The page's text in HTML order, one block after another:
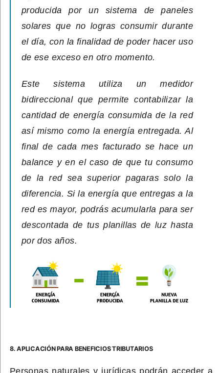
producida por un sistema de paneles
solares que no logras consumir durante
el día, con la finalidad de poder hacer uso
de ese exceso en otro momento.
Este sistema utiliza un medidor
bidireccional que permite contabilizar la
cantidad de energía consumida de la red
así mismo como la energía entregada. Al
final de cada mes facturado se hace un
balance y en el caso de que tu consumo
de la red sea superior pagaras solo la
diferencia. Si la energía que entregas a la
red es mayor, podrás acumularla para ser
descontada de tus planillas de luz hasta
por dos años.
8. APLICACIÓN PARA BENEFICIOS TRIBUTARIOS